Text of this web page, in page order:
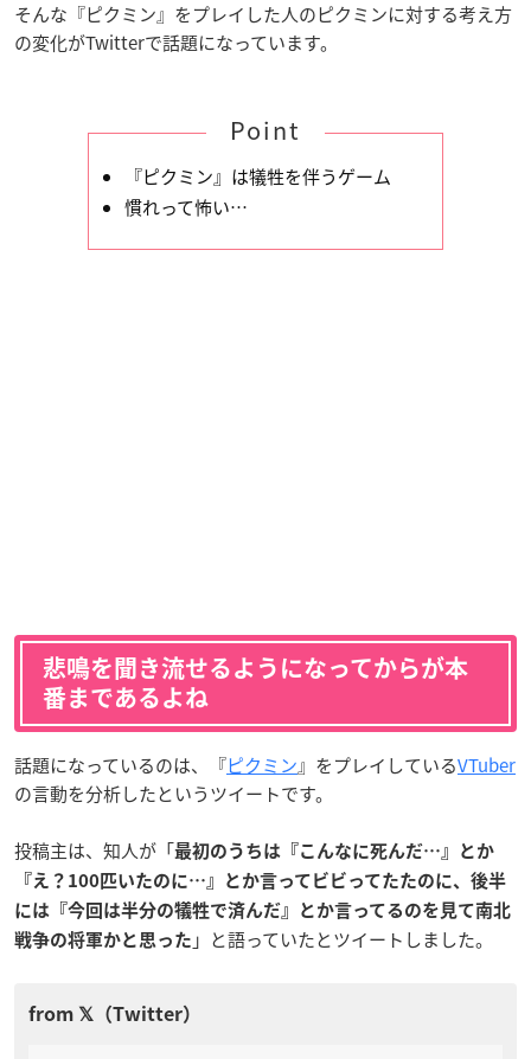
そんな『ピクミン』をプレイした人のピクミンに対する考え方
の変化がTwitterで話題になっています。
Point
『ピクミン』は犠牲を伴うゲーム
慣れって怖い…
悲鳴を聞き流せるようになってからが本
番まであるよね
話題になっているのは、『ピクミン』をプレイしているVTuber
の言動を分析したというツイートです。
投稿主は、知人が「最初のうちは『こんなに死んだ…』とか
『え？100匹いたのに…』とか言ってビビってたたのに、後半
には『今回は半分の犠牲で済んだ』とか言ってるのを見て南北
戦争の将軍かと思った 」と語っていたとツイートしました。